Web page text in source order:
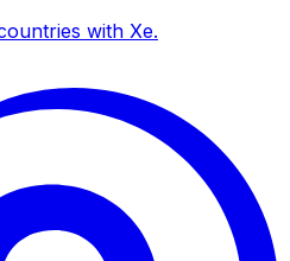
with Xe.